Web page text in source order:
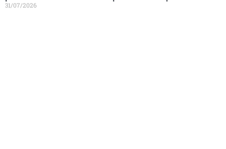
31/07/2026